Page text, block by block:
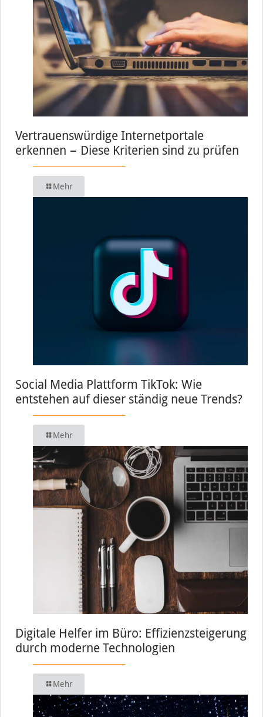
Vertrauenswürdige Internetportale
erkennen − Diese Kriterien sind zu prüfen
Mehr
Social Media Plattform TikTok: Wie
entstehen auf dieser ständig neue Trends?
Mehr
Digitale Helfer im Büro: Effizienzsteigerung
durch moderne Technologien
Mehr